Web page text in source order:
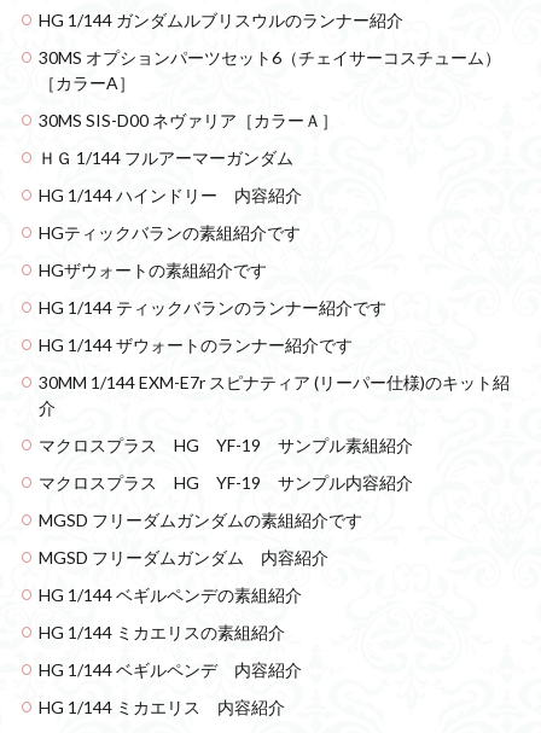
HG 1/144 ガンダムルブリスウルのランナー紹介
30MS オプションパーツセット6（チェイサーコスチューム）
［カラーA］
30MS SIS-D00 ネヴァリア［カラーＡ］
ＨＧ 1/144 フルアーマーガンダム
HG 1/144 ハインドリー 内容紹介
HGティックバランの素組紹介です
HGザウォートの素組紹介です
HG 1/144 ティックバランのランナー紹介です
HG 1/144 ザウォートのランナー紹介です
30MM 1/144 EXM-E7r スピナティア (リーパー仕様)のキット紹
介
マクロスプラス HG YF-19 サンプル素組紹介
マクロスプラス HG YF-19 サンプル内容紹介
MGSD フリーダムガンダムの素組紹介です
MGSD フリーダムガンダム 内容紹介
HG 1/144 ベギルペンデの素組紹介
HG 1/144 ミカエリスの素組紹介
HG 1/144 ベギルペンデ 内容紹介
HG 1/144 ミカエリス 内容紹介